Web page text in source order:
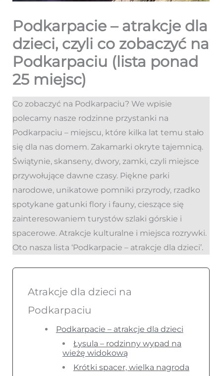
Podkarpacie – atrakcje dla
dzieci, czyli co zobaczyć na
Podkarpaciu (lista ponad
25 miejsc)
Co zobaczyć na Podkarpaciu? We wpisie
polecamy nasze rodzinne przystanki na
Podkarpaciu – miejscu, które kilka lat temu stało
się dla nas domem. Zakamarki okryte tajemnicą.
Świątynie, skanseny, dwory, zamki, czyli miejsce
przywołujące dawne czasy. Piękne parki
narodowe, unikatowe pomniki przyrody, rzadko
spotykane gatunki flory i fauny, cieszące się
zainteresowaniem turystów szlaki górskie i
spacerowe. Atrakcje kulturalne i miejsca rozrywki.
Oto nasza lista ‘Podkarpacie – atrakcje dla dzieci’.
Atrakcje dla dzieci na
Podkarpaciu
Podkarpacie – atrakcje dla dzieci
Łysula – rodzinny wypad na
wieżę widokową
Krótki spacer, wielka nagroda